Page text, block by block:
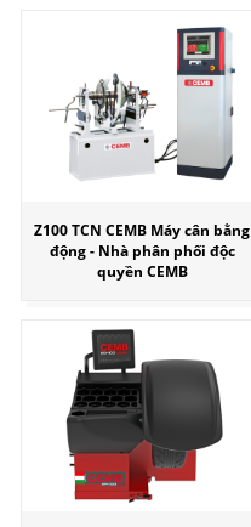
Z100 TCN CEMB Máy cân bằng
động - Nhà phân phối độc
quyền CEMB